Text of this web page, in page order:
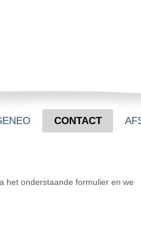
CONTACT
het onderstaande formulier en we